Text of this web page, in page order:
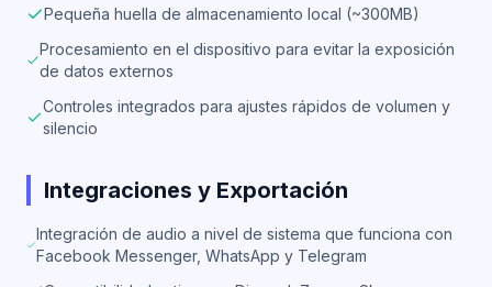
Pequeña huella de almacenamiento local (~300MB)
Procesamiento en el dispositivo para evitar la exposición
de datos externos
Controles integrados para ajustes rápidos de volumen y
silencio
Integraciones y Exportación
Integración de audio a nivel de sistema que funciona con
Facebook Messenger, WhatsApp y Telegram